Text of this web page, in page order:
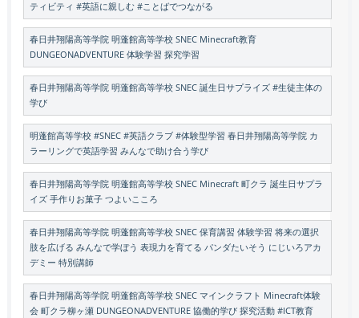
ティビティ #英語に親しむ #ことばでつながる
春日井翔陽高等学院 明蓬館高等学校 SNEC Minecraft教育
DUNGEONADVENTURE 体験学習 探究学習
春日井翔陽高等学院 明蓬館高等学校 SNEC 誕生日サプライズ #生徒主体の
学び
明蓬館高等学校 #SNEC #英語クラブ #体験型学習 春日井翔陽高等学院 カ
ラーリングで英語学習 みんなで助け合う学び
春日井翔陽高等学院 明蓬館高等学校 SNEC Minecraft 町クラ 誕生日サプラ
イズ 手作りお菓子 つよいこころ
春日井翔陽高等学院 明蓬館高等学校 SNEC 保育講習 体験学習 将来の選択
肢を広げる みんなで学ぼう 表現力を育てる パンダたいそう にじいろアカ
デミー 特別講師
春日井翔陽高等学院 明蓬館高等学校 SNEC マインクラフト Minecraft体験
会 町クラ柳ヶ瀬 DUNGEONADVENTURE 協働的学び 探究活動 #ICT教育